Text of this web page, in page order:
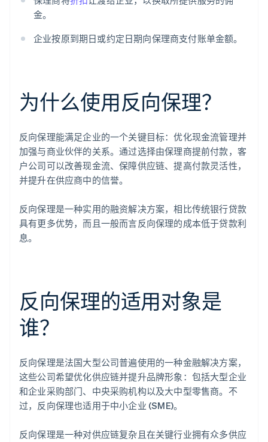
金。
企业按原到期日或约定日期向保理商支付账单金额。
为什么使用反向保理？
反向保理能满足企业的一个关键目标：优化现金流管理并
加强与商业伙伴的关系。通过选择由保理商提前付款，客
户公司可以改善现金流、保障供应链、提高付款灵活性，
并提升在供应商中的信誉。
反向保理是一种实用的融资解决方案，相比传统银行贷款
具有更多优势，而且一般而言反向保理的成本低于贷款利
息。
反向保理的适用对象是
谁？
反向保理是法国大型公司普遍使用的一种金融解决方案，
这些公司希望优化供应链并提升品牌形象：包括大型企业
和企业采购部门、中央采购机构以及大中型零售商。不
过，反向保理也适用于中小企业 (SME)。
反向保理是一种对供应链复杂且在关键行业拥有众多供应